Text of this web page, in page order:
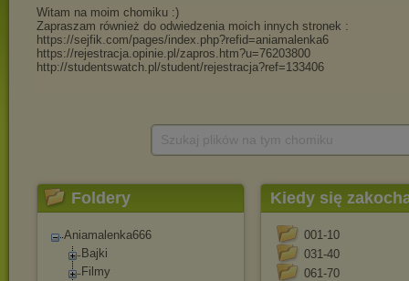
Foldery
Aniamalenka666
Bajki
Filmy
Kiedy się
001-10
031-40
061-70